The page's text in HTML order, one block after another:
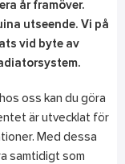
år framöver.
utseende. Vi på
vid byte av
oss kan du göra
är utvecklat för
Med dessa
samtidigt som